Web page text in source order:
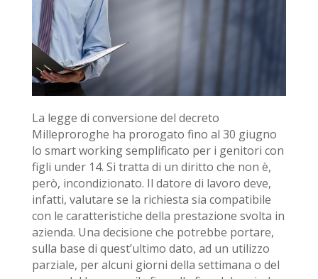
La legge di conversione del decreto
Milleproroghe ha prorogato fino al 30 giugno
lo smart working semplificato per i genitori con
figli under 14. Si tratta di un diritto che non è,
però, incondizionato. Il datore di lavoro deve,
infatti, valutare se la richiesta sia compatibile
con le caratteristiche della prestazione svolta in
azienda. Una decisione che potrebbe portare,
sulla base di quest’ultimo dato, ad un utilizzo
parziale, per alcuni giorni della settimana o del